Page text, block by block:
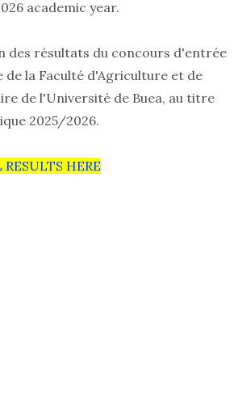
academic year.
des résultats du concours d'entrée
de la Faculté d'Agriculture et de
de l'Université de Buea, au titre
2025/2026.
HERE